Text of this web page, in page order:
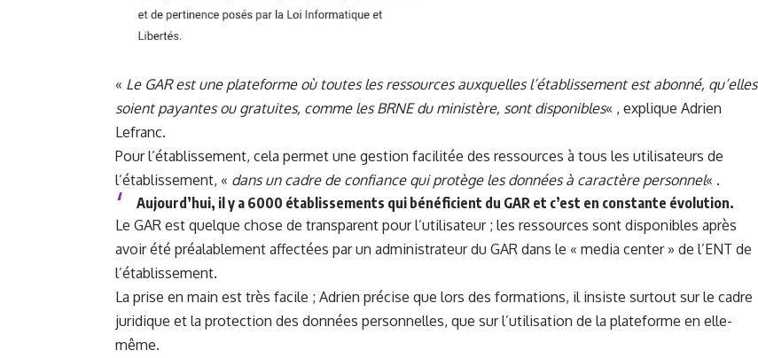
« Le GAR est une plateforme où toutes les ressources auxquelles l’établissement est abonné, qu’elles
soient payantes ou gratuites, comme les BRNE du ministère, sont disponibles« , explique Adrien
Lefranc.
Pour l’établissement, cela permet une gestion facilitée des ressources à tous les utilisateurs de
l’établissement, « dans un cadre de confiance qui protège les données à caractère personnel« .
Aujourd’hui, il y a 6000 établissements qui bénéficient du GAR et c’est en constante évolution.
Le GAR est quelque chose de transparent pour l’utilisateur ; les ressources sont disponibles après
avoir été préalablement affectées par un administrateur du GAR dans le « media center » de l’ENT de
l’établissement.
La prise en main est très facile ; Adrien précise que lors des formations, il insiste surtout sur le cadre
juridique et la protection des données personnelles, que sur l’utilisation de la plateforme en elle-
même.